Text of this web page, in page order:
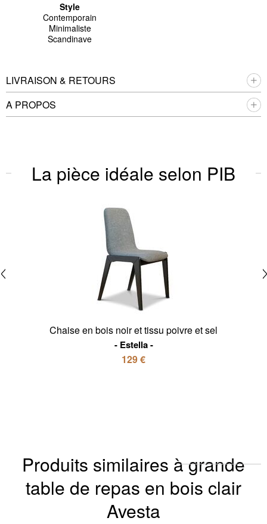
Style
Contemporain
Minimaliste
Scandinave
LIVRAISON & RETOURS
A PROPOS
La pièce idéale selon PIB
Chaise en bois noir et tissu poivre et sel
Estella
129 €
Produits similaires à grande
table de repas en bois clair
Avesta